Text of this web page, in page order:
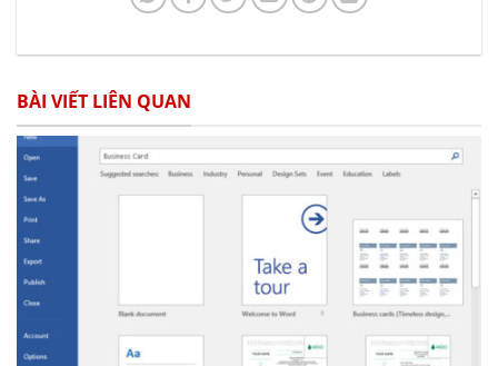
BÀI VIẾT LIÊN QUAN